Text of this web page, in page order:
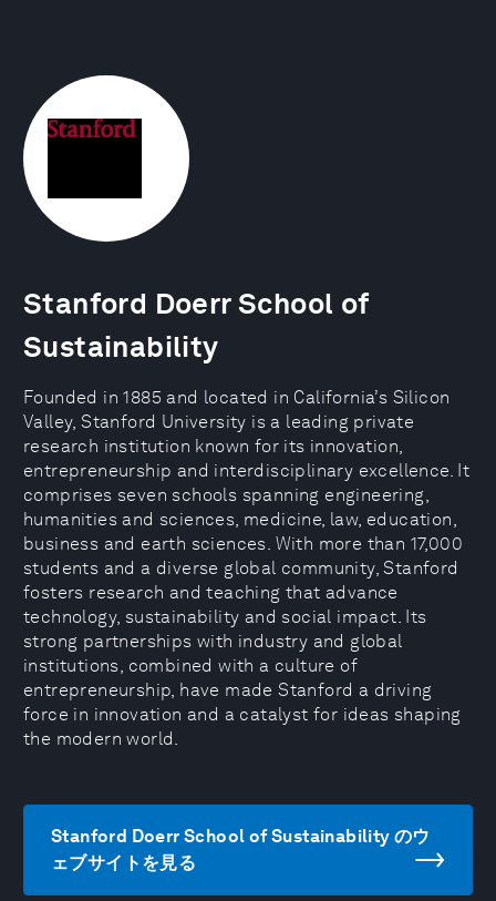
Stanford Doerr School of
Sustainability
Founded in 1885 and located in California’s Silicon
Valley, Stanford University is a leading private
research institution known for its innovation,
entrepreneurship and interdisciplinary excellence. It
comprises seven schools spanning engineering,
humanities and sciences, medicine, law, education,
business and earth sciences. With more than 17,000
students and a diverse global community, Stanford
fosters research and teaching that advance
technology, sustainability and social impact. Its
strong partnerships with industry and global
institutions, combined with a culture of
entrepreneurship, have made Stanford a driving
force in innovation and a catalyst for ideas shaping
the modern world.
Stanford Doerr School of Sustainability のウ
ェブサイトを見る